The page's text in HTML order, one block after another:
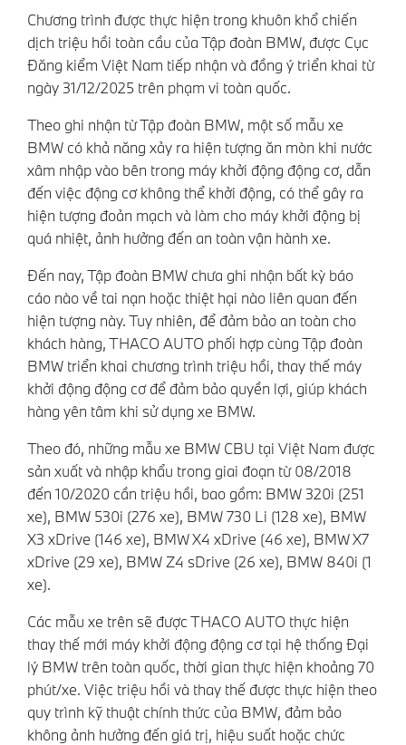
Chương trình được thực hiện trong khuôn khổ chiến
dịch triệu hồi toàn cầu của Tập đoàn BMW, được Cục
Đăng kiểm Việt Nam tiếp nhận và đồng ý triển khai từ
ngày 31/12/2025 trên phạm vi toàn quốc.
Theo ghi nhận từ Tập đoàn BMW, một số mẫu xe
BMW có khả năng xảy ra hiện tượng ăn mòn khi nước
xâm nhập vào bên trong máy khởi động động cơ, dẫn
đến việc động cơ không thể khởi động, có thể gây ra
hiện tượng đoản mạch và làm cho máy khởi động bị
quá nhiệt, ảnh hưởng đến an toàn vận hành xe.
Đến nay, Tập đoàn BMW chưa ghi nhận bất kỳ báo
cáo nào về tai nạn hoặc thiệt hại nào liên quan đến
hiện tượng này. Tuy nhiên, để đảm bảo an toàn cho
khách hàng, THACO AUTO phối hợp cùng Tập đoàn
BMW triển khai chương trình triệu hồi, thay thế máy
khởi động động cơ để đảm bảo quyền lợi, giúp khách
hàng yên tâm khi sử dụng xe BMW.
Theo đó, những mẫu xe BMW CBU tại Việt Nam được
sản xuất và nhập khẩu trong giai đoạn từ 08/2018
đến 10/2020 cần triệu hồi, bao gồm: BMW 320i (251
xe), BMW 530i (276 xe), BMW 730 Li (128 xe), BMW
X3 xDrive (146 xe), BMW X4 xDrive (46 xe), BMW X7
xDrive (29 xe), BMW Z4 sDrive (26 xe), BMW 840i (1
xe).
Các mẫu xe trên sẽ được THACO AUTO thực hiện
thay thế mới máy khởi động động cơ tại hệ thống Đại
lý BMW trên toàn quốc, thời gian thực hiện khoảng 70
phút/xe. Việc triệu hồi và thay thế được thực hiện theo
quy trình kỹ thuật chính thức của BMW, đảm bảo
không ảnh hưởng đến giá trị, hiệu suất hoặc chức